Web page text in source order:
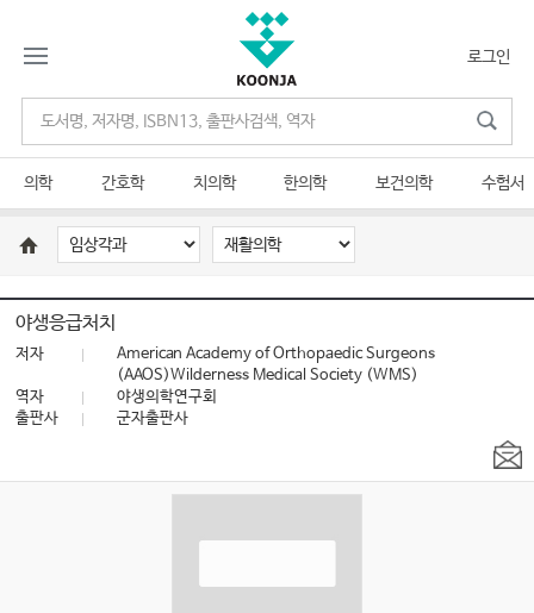
로그인
의학 간호학 치의학 한의학 보건의학 수험서
야생응급처치
저자
American Academy of Orthopaedic Surgeons
(AAOS)Wilderness Medical Society (WMS)
역자
야생의학연구회
출판사
군자출판사